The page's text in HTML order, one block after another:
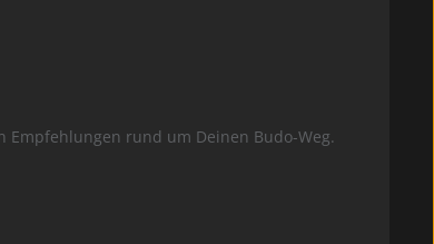
rund um Deinen Budo-Weg.